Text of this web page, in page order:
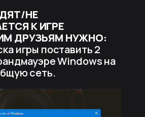
НЕ
К ИГРЕ
ДРУЗЬЯМ НУЖНО:
игры поставить 2
Windows на
сеть.